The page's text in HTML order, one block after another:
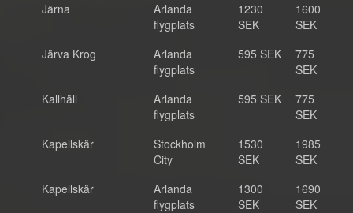
Järna
Arlanda
flygplats
1230
SEK
1600
SEK
Järva Krog
Arlanda
flygplats
595 SEK
775
SEK
Kallhäll
Arlanda
flygplats
595 SEK
775
SEK
Kapellskär
Stockholm
City
1530
SEK
1985
SEK
Kapellskär
Arlanda
flygplats
1300
SEK
1690
SEK